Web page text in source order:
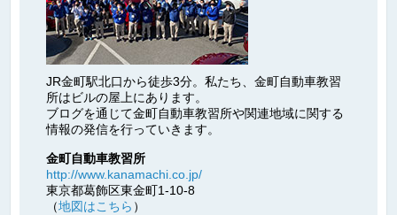
JR金町駅北口から徒歩3分。私たち、金町自動車教習
所はビルの屋上にあります。
ブログを通じて金町自動車教習所や関連地域に関する
情報の発信を行っていきます。
金町自動車教習所
http://www.kanamachi.co.jp/
東京都葛飾区東金町1-10-8
（地図はこちら ）